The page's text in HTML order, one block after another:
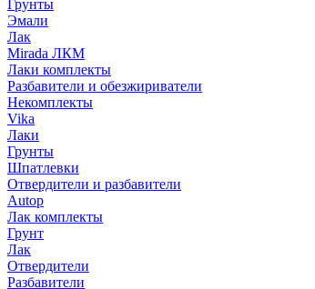
Грунты
Эмали
Лак
Mirada ЛКМ
Лаки комплекты
Разбавители и обезжириватели
Некомплекты
Vika
Лаки
Грунты
Шпатлевки
Отвердители и разбавители
Autop
Лак комплекты
Грунт
Лак
Отвердители
Разбавители